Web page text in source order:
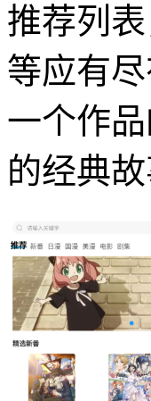
推荐列
等应有
一个作
的经典